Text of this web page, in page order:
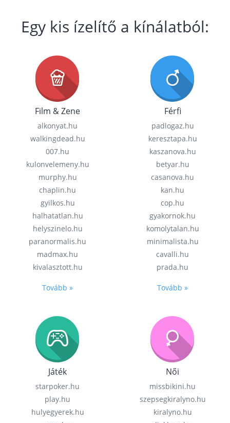
Egy kis ízelítő a kínálatból:
Film & Zene
alkonyat.hu
walkingdead.hu
007.hu
kulonvelemeny.hu
murphy.hu
chaplin.hu
gyilkos.hu
halhatatlan.hu
helyszinelo.hu
paranormalis.hu
madmax.hu
kivalasztott.hu
Tovább »
Férfi
padlogaz.hu
keresztapa.hu
kaszanova.hu
betyar.hu
casanova.hu
kan.hu
cop.hu
gyakornok.hu
komolytalan.hu
minimalista.hu
cavalli.hu
prada.hu
Tovább »
Játék
starpoker.hu
play.hu
hulyegyerek.hu
Női
missbikini.hu
szepsegkiralyno.hu
kiralyno.hu